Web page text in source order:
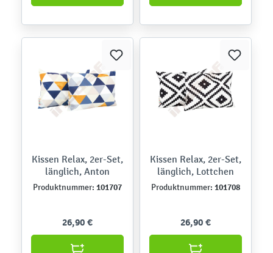
Kissen Relax, 2er-Set,
länglich, Anton
Produktnummer: 101707
26,90 €
Kissen Relax, 2er-Set,
länglich, Lottchen
Produktnummer: 101708
26,90 €